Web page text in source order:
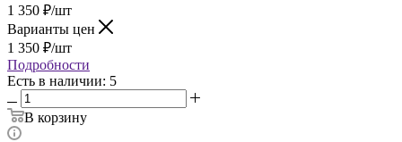
1 350 ₽/шт
Варианты цен
1 350 ₽/шт
Подробности
Есть в наличии: 5
В корзину